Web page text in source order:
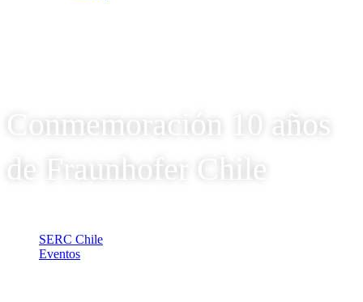
Conmemoración 10 años
de Fraunhofer Chile
SERC Chile
Eventos